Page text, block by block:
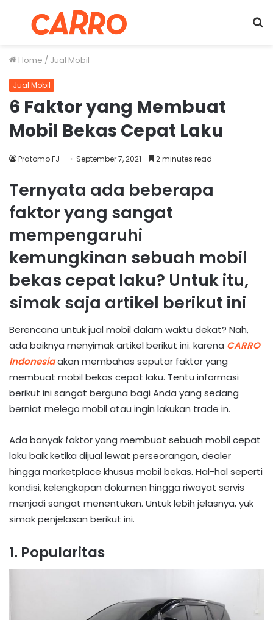
Menu
Home / Jual Mobil
Jual Mobil
6 Faktor yang Membuat
Mobil Bekas Cepat Laku
Pratomo FJ September 7, 2021 2 minutes read
Ternyata ada beberapa
faktor yang sangat
mempengaruhi
kemungkinan sebuah mobil
bekas cepat laku? Untuk itu,
simak saja artikel berikut ini
Berencana untuk jual mobil dalam waktu dekat? Nah,
ada baiknya menyimak artikel berikut ini. karena CARRO
Indonesiaakan membahas seputar faktor yang
membuat mobil bekas cepat laku. Tentu informasi
berikut ini sangat berguna bagi Anda yang sedang
berniat melego mobil atau ingin lakukan trade in.
Ada banyak faktor yang membuat sebuah mobil cepat
laku baik ketika dijual lewat perseorangan, dealer
hingga marketplace khusus mobil bekas. Hal-hal seperti
kondisi, kelengkapan dokumen hingga riwayat servis
menjadi sangat menentukan. Untuk lebih jelasnya, yuk
simak penjelasan berikut ini.
1. Popularitas